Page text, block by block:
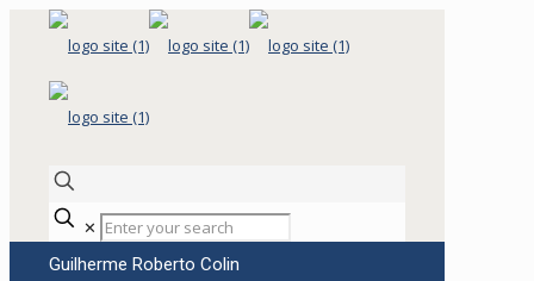
✕
Guilherme Roberto Colin